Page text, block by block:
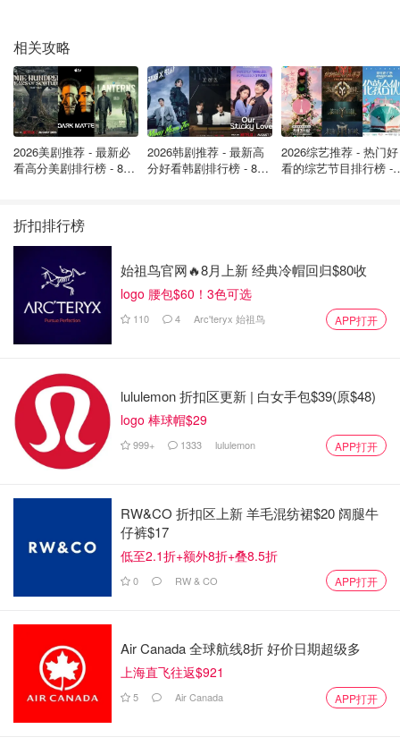
怎么形容其品牌的历史之古老呢？
福伦达是这个真蒸汽朋克，工业革命时代的见证者和参与
者。可谓是看着后面的一项项发明出现和成长的
我举几个工业革命时代的重点例子作为参考：
汽船（Steamboat）：1769年，法国发明家克洛ード·弗朗
索瓦·多里奥尔（Claude François Dorothée, marquis de
Jouffroy d'Abbans）制造了第一艘实验性的蒸汽船，开启了
蒸汽船时代。
耶（Joseph-Michel Montgolfier 和 Jacques-Étienne
Montgolfier）发明了热空气球，实现了人类历史上首次的有
人飞行。
水力纺纱机（Water Frame）：1769年，英国发明家理查德·
阿克赖特（Richard Arkwright）发明了水力纺纱机，这是一
差速器（Differential）：1787年，法国发明家朱兹·德·拉·图
尔（Jules de la Tourette）发明了差速器，这种设备允许车
相关攻略
2026美剧推荐 - 最新必
看高分美剧排行榜 - 8月
2026韩剧推荐 - 最新高
分好看韩剧排行榜 - 8月
2026综艺推荐 - 热门好
看的综艺节目排行榜 -
折扣排行榜
始祖鸟官网🔥8月上新 经典冷帽回归$80收
logo 腰包$60！3色可选
110 4 Arc'teryx 始祖鸟 APP打开
lululemon 折扣区更新 | 白女手包$39(原$48)
logo 棒球帽$29
999+ 1333 lululemon APP打开
RW&CO 折扣区上新 羊毛混纺裙$20 阔腿牛
仔裤$17
低至2.1折+额外8折+叠8.5折
0 RW & CO APP打开
Air Canada 全球航线8折 好价日期超级多
上海直飞往返$921
5 Air Canada APP打开